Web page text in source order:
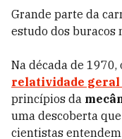
Grande parte da
estudo dos buracos
Na década de
relatividade
princípios da
uma descoberta
cientistas